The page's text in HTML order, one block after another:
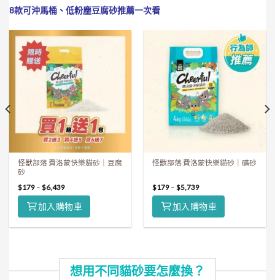
8款可沖馬桶、低粉塵豆腐砂推薦一次看
怪獸部落 費洛蒙快樂貓砂｜豆腐
砂
$179 –$6,439
加入購物車
怪獸部落 費洛蒙快樂貓砂｜礦砂
$179 –$5,739
加入購物車
想用不同貓砂要怎麼換？